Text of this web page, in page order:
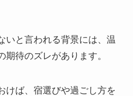
いと言われる背景には、温
期待のズレがあります。
けば、宿選びや過ごし方を